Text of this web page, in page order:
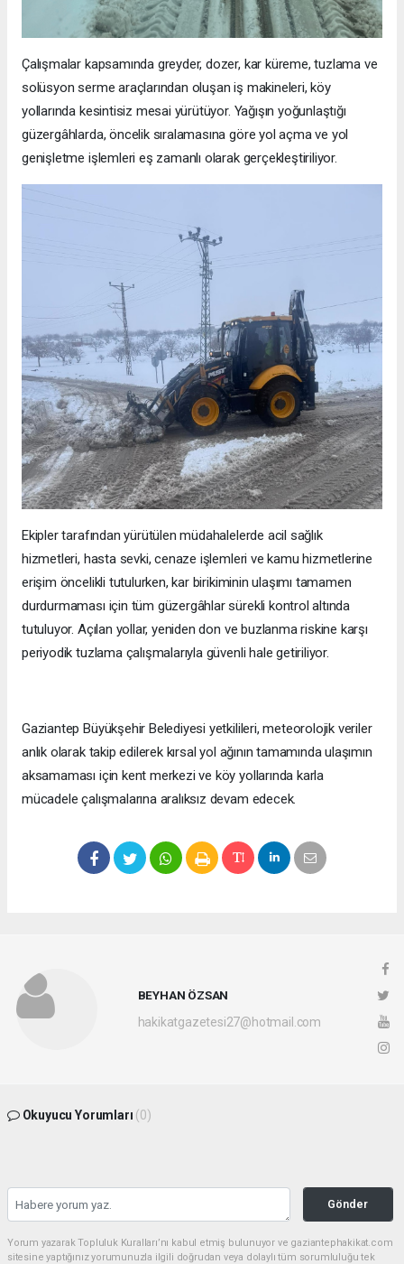
Çalışmalar kapsamında greyder, dozer, kar küreme, tuzlama ve
solüsyon serme araçlarından oluşan iş makineleri, köy
yollarında kesintisiz mesai yürütüyor. Yağışın yoğunlaştığı
güzergâhlarda, öncelik sıralamasına göre yol açma ve yol
genişletme işlemleri eş zamanlı olarak gerçekleştiriliyor.
Ekipler tarafından yürütülen müdahalelerde acil sağlık
hizmetleri, hasta sevki, cenaze işlemleri ve kamu hizmetlerine
erişim öncelikli tutulurken, kar birikiminin ulaşımı tamamen
durdurmaması için tüm güzergâhlar sürekli kontrol altında
tutuluyor. Açılan yollar, yeniden don ve buzlanma riskine karşı
periyodik tuzlama çalışmalarıyla güvenli hale getiriliyor.
Gaziantep Büyükşehir Belediyesi yetkilileri, meteorolojik veriler
anlık olarak takip edilerek kırsal yol ağının tamamında ulaşımın
aksamaması için kent merkezi ve köy yollarında karla
mücadele çalışmalarına aralıksız devam edecek.
BEYHAN ÖZSAN
hakikatgazetesi27@hotmail.com
Okuyucu Yorumları (0)
Gönder
Yorum yazarak Topluluk Kuralları’nı kabul etmiş bulunuyor ve gaziantephakikat.com
sitesine yaptığınız yorumunuzla ilgili doğrudan veya dolaylı tüm sorumluluğu tek